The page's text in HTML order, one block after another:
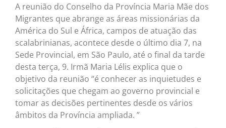
A reunião do Conselho da Província Maria Mãe dos
Migrantes que abrange as áreas missionárias da
América do Sul e África, campos de atuação das
scalabrinianas, acontece desde o último dia 7, na
Sede Provincial, em São Paulo, até o final da tarde
desta terça, 9. Irmã Maria Lélis explica que o
objetivo da reunião “é conhecer as inquietudes e
solicitações que chegam ao governo provincial e
tomar as decisões pertinentes desde os vários
âmbitos da Província ampliada. ”